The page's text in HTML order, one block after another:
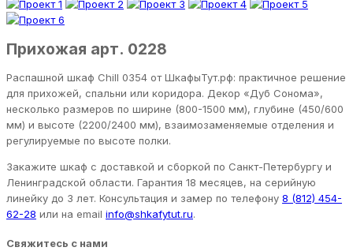
Прихожая арт. 0228
Распашной шкаф Chill 0354 от ШкафыТут.рф: практичное решение
для прихожей, спальни или коридора. Декор «Дуб Сонома»,
несколько размеров по ширине (800-1500 мм), глубине (450/600
мм) и высоте (2200/2400 мм), взаимозаменяемые отделения и
регулируемые по высоте полки.
Закажите шкаф с доставкой и сборкой по Санкт-Петербургу и
Ленинградской области. Гарантия 18 месяцев, на серийную
линейку до 3 лет. Консультация и замер по телефону 8 (812) 454-
62-28 или на email info@shkafytut.ru.
Свяжитесь с нами